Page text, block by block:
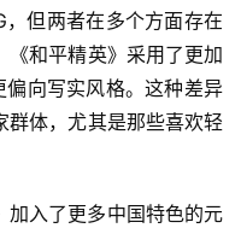
但两者在多个方面存在
《和平精英》采用了更加
向写实风格。这种差异
群体，尤其是那些喜欢轻
加入了更多中国特色的元